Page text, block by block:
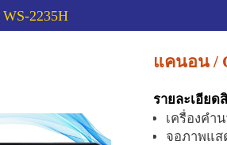
WS-2235H
แคนอน /
รายละเอียด
เครื่องคำ
จอภาพแส